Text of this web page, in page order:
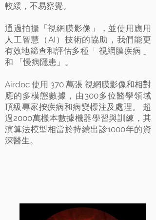
較緩，不易察覺。
通過拍攝「視網膜影像」，並使用應用
人工智慧（AI）技術的協助，我們能更
有效地篩查和評估多種「 視網膜疾病 」
和 「慢病隱患」。
Airdoc 使用 370 萬張 視網膜影像和相對
應的多模態數據，由300多位醫學領域
頂級專家按疾病和病變標注及處理。 超
過2000萬樣本數據機器學習與訓練，其
演算法模型相當於持續出診1000年的資
深醫生。